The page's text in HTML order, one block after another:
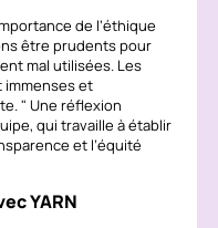
de l’éthique
être prudents pour
mal utilisées. Les
immenses et
Une réflexion
qui travaille à établir
et l’équité
YARN